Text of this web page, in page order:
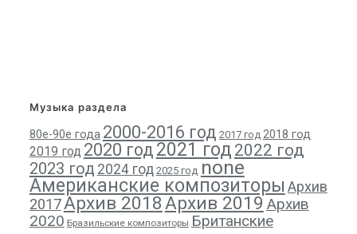
Музыка раздела
80е-90е года 2000-2016 год 2017 год 2018 год
2019 год 2020 год 2021 год 2022 год
2023 год 2024 год 2025 год none
Американские композиторы Архив
2017Архив 2018Архив 2019 Архив
2020 Бразильские композиторы Британские